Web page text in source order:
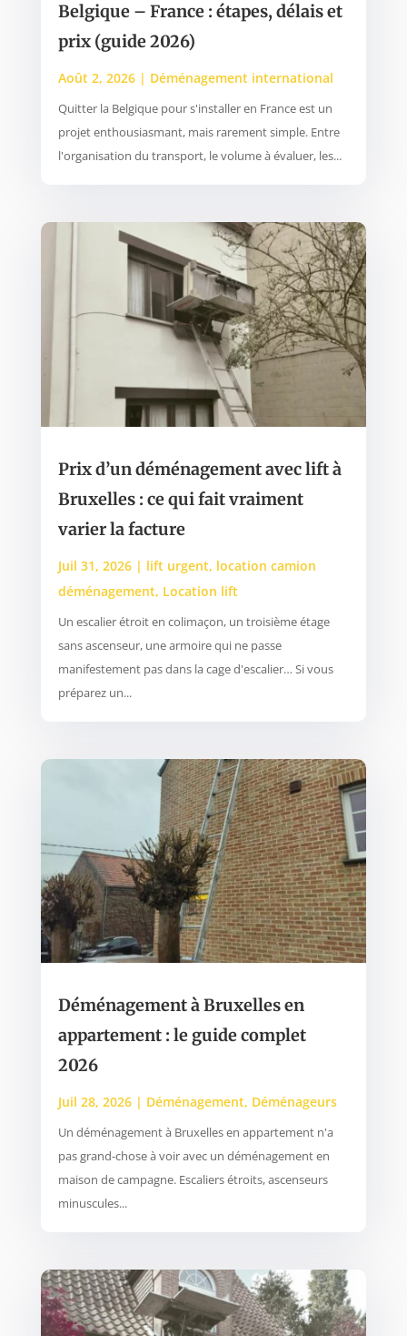
Belgique – France : étapes, délais et
prix (guide 2026)
Août 2, 2026| Déménagement international
Quitter la Belgique pour s'installer en France est un
projet enthousiasmant, mais rarement simple. Entre
l'organisation du transport, le volume à évaluer, les...
Prix d’un déménagement avec lift à
Bruxelles : ce qui fait vraiment
varier la facture
Juil 31, 2026| lift urgent, location camion
déménagement, Location lift
Un escalier étroit en colimaçon, un troisième étage
sans ascenseur, une armoire qui ne passe
manifestement pas dans la cage d'escalier… Si vous
préparez un...
Déménagement à Bruxelles en
appartement : le guide complet
2026
Juil 28, 2026| Déménagement, Déménageurs
Un déménagement à Bruxelles en appartement n'a
pas grand-chose à voir avec un déménagement en
maison de campagne. Escaliers étroits, ascenseurs
minuscules...